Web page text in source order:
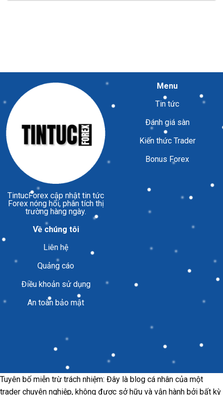
TintucForex cập nhật tin tức
Forex nóng hổi, phân tích thị
trường hàng ngày.
Menu
Tin tức
Đánh giá sàn
Kiến thức Trader
Bonus Forex
Về chúng tôi
Liên hệ
Quảng cáo
Điều khoản sử dụng
An toàn bảo mật
Tuyên bố miễn trừ trách nhiệm: Đây là blog cá nhân của một
trader chuyên nghiệp, không được sở hữu và vận hành bởi bất kỳ